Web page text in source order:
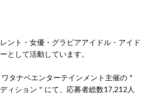
ント・女優・グラビアアイドル・アイド
として活動しています。
タナベエンターテインメント主催の＂
ィション＂にて、応募者総数17,212人